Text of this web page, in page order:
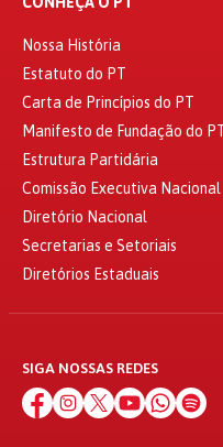
Nossa História
Estatuto do PT
Carta de Princípios do PT
Manifesto de Fundação do
Estrutura Partidária
Comissão Executiva Nacional
Diretório Nacional
Secretarias e Setoriais
Diretórios Estaduais
SIGA NOSSAS REDES